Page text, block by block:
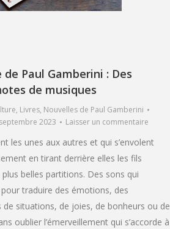
de Paul Gamberini : Des
de musiques
, Livres, Nouvelles de Paul Gamberini
2023 Laisser un commentaire
les unes aux autres et qui s’envolent
en tirant derrière elles les fils
plus belles partitions. Des sons qui
pour traduire des émotions, des
de situations, de joies, de bonheurs ou de
oublier l’émerveillement qui s’accorde à